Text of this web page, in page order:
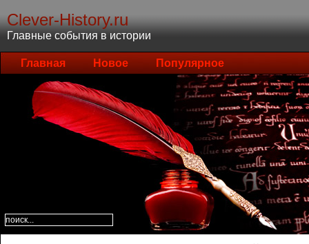
Clever-History.ru
Главные события в истории
Главная Новое Популярное